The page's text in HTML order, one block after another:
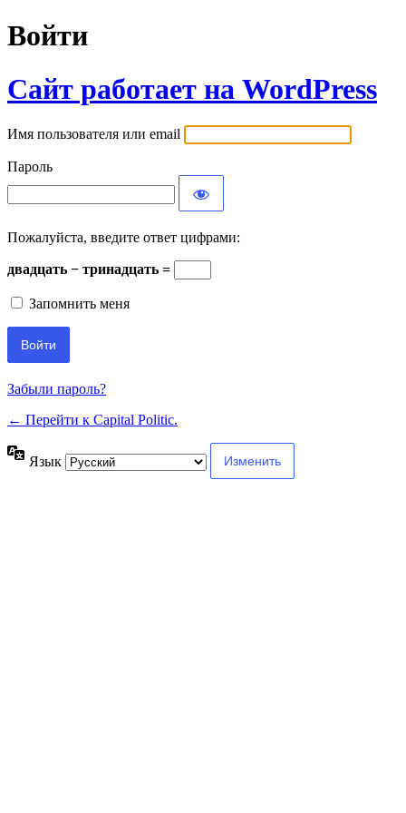
Войти
Сайт работает на WordPress
Имя пользователя или email
Пароль
Пожалуйста, введите ответ цифрами:
двадцать − тринадцать =
Запомнить меня
Забыли пароль?
← Перейти к Capital Politic.
Язык